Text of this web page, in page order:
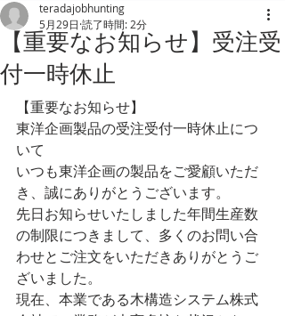
【重要なお知らせ】受注受
付一時休止
teradajobhunting
5月29日 読了時間: 2分
【重要なお知らせ】
東洋企画製品の受注受付一時休止につ
いて
いつも東洋企画の製品をご愛顧いただ
き、誠にありがとうございます。
先日お知らせいたしました年間生産数
の制限につきまして、多くのお問い合
わせとご注文をいただきありがとうご
ざいました。
現在、本業である木構造システム株式